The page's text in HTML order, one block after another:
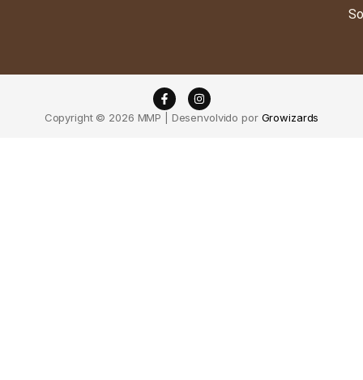
Copyright © 2026 MMP | Desenvolvido por Growizards